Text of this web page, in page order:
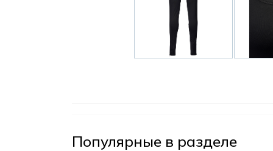
Популярные в разделе